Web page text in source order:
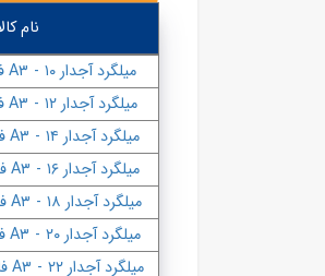
نام
میلگرد آجدار ۱۰
- A۳ فایکو
میلگرد آجدار ۱۲
- A۳ فایکو
میلگرد آجدار ۱۴
- A۳ فایکو
میلگرد آجدار ۱۶
- A۳ فایکو
میلگرد آجدار ۱۸
- A۳ فایکو
میلگرد آجدار ۲۰
- A۳ فایکو
میلگرد آجدار ۲۲
- A۳ فایکو